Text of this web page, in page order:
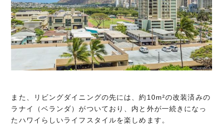
また、リビングダイニングの先には、約10m²の改装済みの
ラナイ（ベランダ）がついており、内と外が一続きになっ
たハワイらしいライフスタイルを楽しめます。